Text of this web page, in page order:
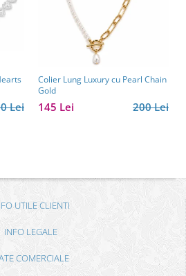
Lei
Colier Lung Luxury cu Pearl Chain
Gold
200 Lei
145 Lei
UTILE CLIENTI
INFO LEGALE
COMERCIALE